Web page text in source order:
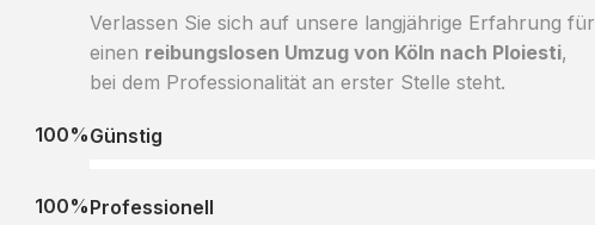
Verlassen Sie sich auf unsere langjährige Erfahrung für
einen reibungslosen Umzug von Köln nach Ploiesti,
bei dem Professionalität an erster Stelle steht.
Günstig
100%
Professionell
100%